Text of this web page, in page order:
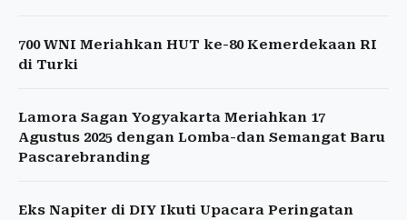
700 WNI Meriahkan HUT ke-80 Kemerdekaan RI
di Turki
Lamora Sagan Yogyakarta Meriahkan 17
Agustus 2025 dengan Lomba-dan Semangat Baru
Pascarebranding
Eks Napiter di DIY Ikuti Upacara Peringatan